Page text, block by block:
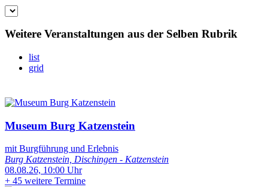
Weitere Veranstaltungen aus der Selben Rubrik
list
grid
Museum Burg Katzenstein
mit Burgführung und Erlebnis
Burg Katzenstein, Dischingen - Katzenstein
08.08.26, 10:00 Uhr
+ 45 weitere Termine